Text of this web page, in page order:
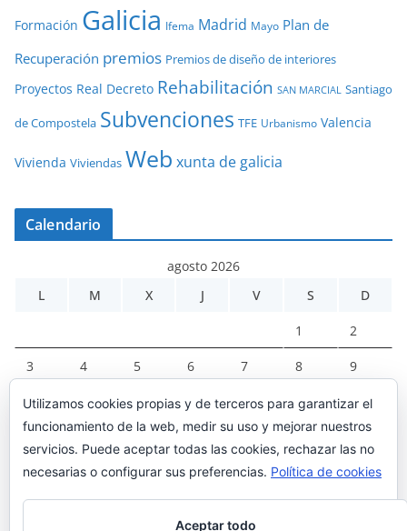
Formación Galicia Ifema Madrid Mayo Plan de
Recuperación premios Premios de diseño de interiores
Proyectos Real Decreto Rehabilitación SAN MARCIAL Santiago
de Compostela Subvenciones TFE Urbanismo Valencia
Vivienda Viviendas Web xunta de galicia
Calendario
agosto 2026
L
M X J V S D
1 2
3 4 5 6 7 8 9
10 11 12 13 14 15 16
17 18 19 20 21 22 23
24 25 26 27 28 29 30
Utilizamos cookies propias y de terceros para garantizar el
funcionamiento de la web, medir su uso y mejorar nuestros
servicios. Puede aceptar todas las cookies, rechazar las no
necesarias o configurar sus preferencias. Política de cookies
Aceptar todo